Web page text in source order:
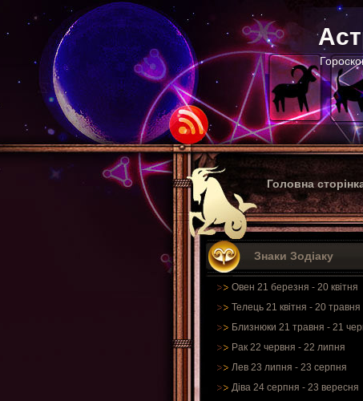
Головна
Знаки Зодіаку
Овен 21 березня - 20 квітня
Телець 21 квітня - 20 травня
Близнюки 21 травня - 21
Рак 22 червня - 22 липня
Лев 23 липня - 23 серпня
Діва 24 серпня - 23 вересня